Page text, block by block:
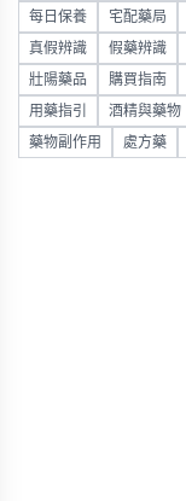
每日保養 宅配藥局
真假辨識 假藥辨識
壯陽藥品 購買指南
用藥指引 酒精與藥物
藥物副作用 處方藥